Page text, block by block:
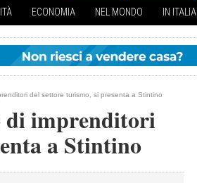
ECONOMIA NEL MONDO IN ITALIA
del settore turismo, si presenta a Stintino
di imprenditori
a Stintino